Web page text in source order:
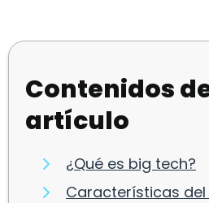
Contenidos
artículo
¿Qué es big tech?
Características